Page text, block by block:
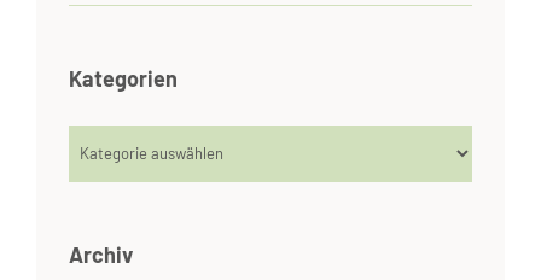
Kategorien
Kategorien
Archiv